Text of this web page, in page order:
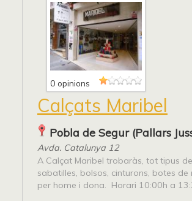
0 opinions
Calçats Maribel
Pobla de Segur (Pallars
Avda. Catalunya 12
A Calçat Maribel trobaràs, tot tipus
sabatilles, bolsos, cinturons, botes
per home i dona. Horari 10:00h a